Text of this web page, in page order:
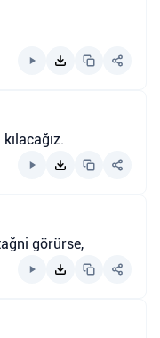
görürse,